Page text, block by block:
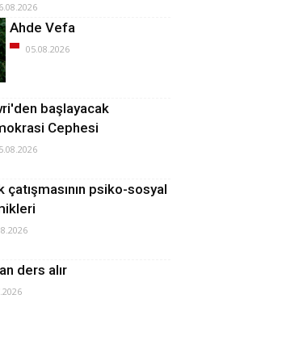
Ahde Vefa
05.08.2026
başlayacak
Cephesi
çatışmasının psiko-sosyal
ders alır